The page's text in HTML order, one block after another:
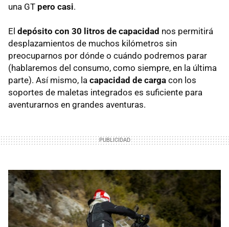
una GT pero casi.
El depósito con 30 litros de capacidad nos permitirá
desplazamientos de muchos kilómetros sin
preocuparnos por dónde o cuándo podremos parar
(hablaremos del consumo, como siempre, en la última
parte). Así mismo, la capacidad de carga con los
soportes de maletas integrados es suficiente para
aventurarnos en grandes aventuras.